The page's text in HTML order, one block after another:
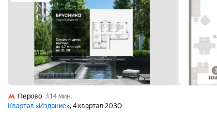
Перово
14 мин.
Квартал «Издание», 4 квартал 2030